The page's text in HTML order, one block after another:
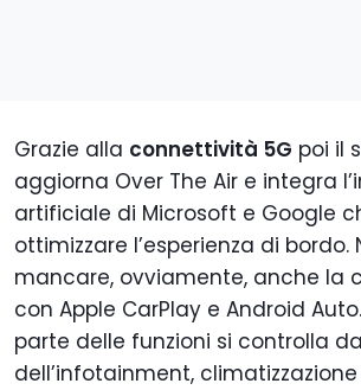
Grazie alla connettività 5G poi il
aggiorna Over The Air e integra
artificiale di Microsoft e Google
ottimizzare l’esperienza di
mancare, ovviamente, anche la
con Apple CarPlay e Android
parte delle funzioni si controlla
dell’infotainment,